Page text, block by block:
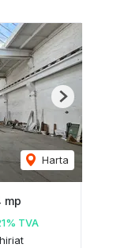
Harta
Next
mp
TVA